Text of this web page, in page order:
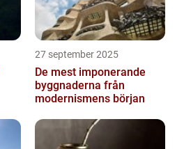
27 september 2025
De mest imponerande
byggnaderna från
modernismens början